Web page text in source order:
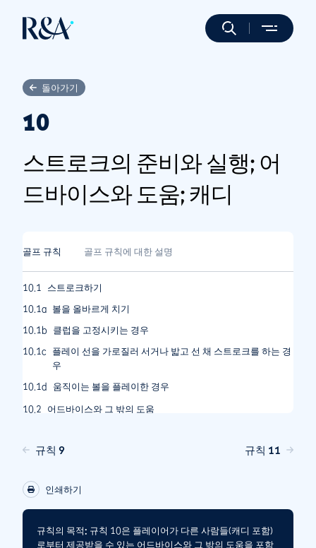
돌아가기
10
스트로크의 준비와 실행; 어
드바이스와 도움; 캐디
골프 규칙 골프 규칙에 대한 설명
10.1
스트로크하기
10.1a 볼을 올바르게 치기
10.1b
클럽을 고정시키는 경우
10.1c
플레이 선을 가로질러 서거나 밟고 선 채 스트로크를 하는 경
우
10.1d
움직이는 볼을 플레이한 경우
10.2
어드바이스와 그 밖의 도움
10.2b 그 밖의 도움
10.3a
캐디는 라운드 동안 플레이어를 도울 수 있다
10.3b
10.3c
캐디의 행동과 캐디의 규칙 위반에 대한 책임은 플레이어에
규칙 9 규칙 11
인쇄하기
규칙의 목적: 규칙 10은 플레이어가 다른 사람들(캐디 포함)
로부터 제공받을 수 있는 어드바이스와 그 밖의 도움을 포함